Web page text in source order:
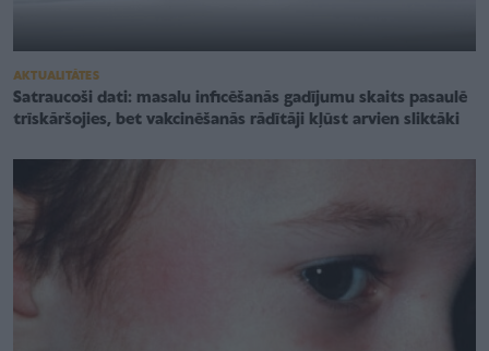
AKTUALITĀTES
Satraucoši dati: masalu inficēšanās gadījumu skaits pasaulē
trīskāršojies, bet vakcinēšanās rādītāji kļūst arvien sliktāki